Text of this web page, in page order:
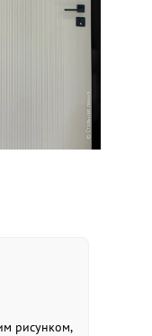
рисунком,